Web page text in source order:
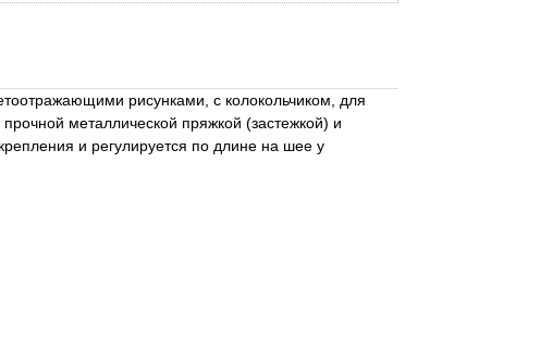
рисунками, с колокольчиком, для
металлической пряжкой (застежкой) и
и регулируется по длине на шее у